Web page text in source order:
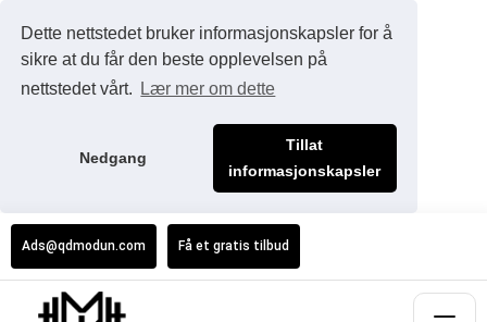
Dette nettstedet bruker informasjonskapsler for å
sikre at du får den beste opplevelsen på
nettstedet vårt.
Lær mer om dette
Nedgang
Tillat
informasjonskapsler
Ads@qdmodun.com Få et gratis tilbud